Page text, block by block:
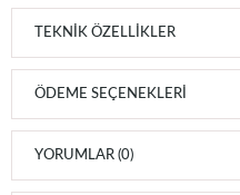
TEKNIK ÖZELLIKLER
ÖDEME SEÇENEKLERI
YORUMLAR (0)